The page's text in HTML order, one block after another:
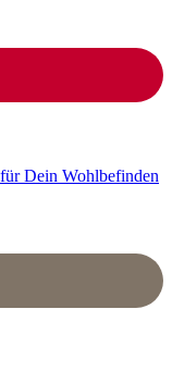
Dein Wohlbefinden